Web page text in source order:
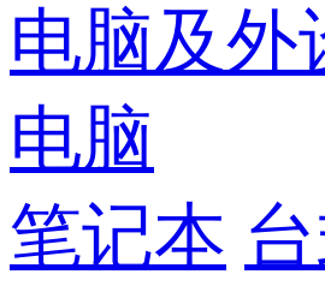
电脑及外
电脑
笔记本